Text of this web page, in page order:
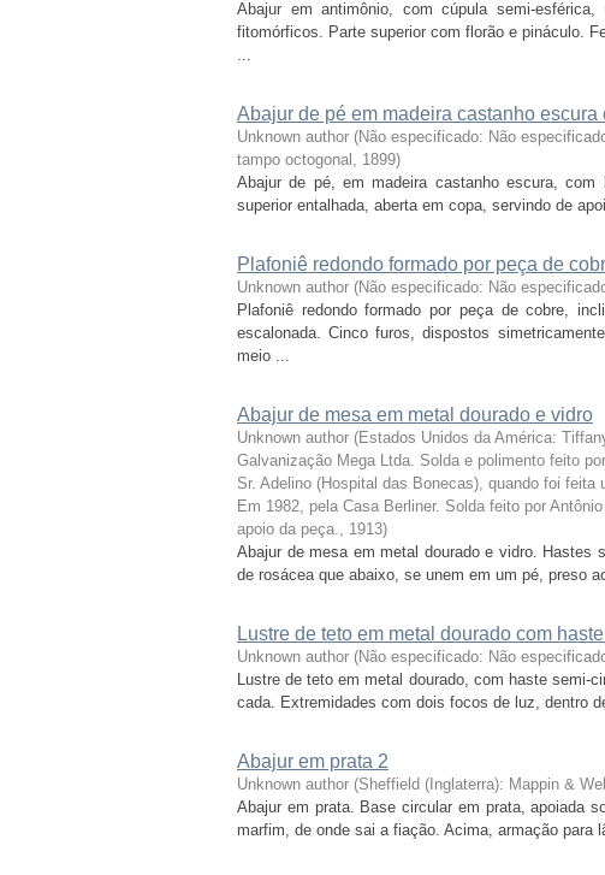
Abajur em antimônio, com cúpula semi-
fitomórficos. Parte superior com florão e pináculo.
...
Abajur de pé em madeira castanho escura
Unknown author (Não especificado: Não
tampo octogonal , 1899)
Abajur de pé, em madeira castanho escura,
superior entalhada, aberta em copa, servindo de
Plafoniê redondo formado por peça de
Unknown author (Não especificado: Não
Plafoniê redondo formado por peça de cobre,
escalonada. Cinco furos, dispostos
meio ...
Abajur de mesa em metal dourado e vidro
Unknown author (Estados Unidos da América:
Galvanização Mega Ltda. Solda e polimento feito
Sr. Adelino (Hospital das Bonecas), quando foi
Em 1982, pela Casa Berliner. Solda feito por
apoio da peça., 1913)
Abajur de mesa em metal dourado e vidro. Hastes
de rosácea que abaixo, se unem em um pé, preso
Lustre de teto em metal dourado com
Unknown author (Não especificado: Não
Lustre de teto em metal dourado, com haste semi-
cada. Extremidades com dois focos de luz, dentro
Abajur em prata 2
Unknown author (Sheffield (Inglaterra): Mappin &
Abajur em prata. Base circular em prata, apoiada
marfim, de onde sai a fiação. Acima, armação para